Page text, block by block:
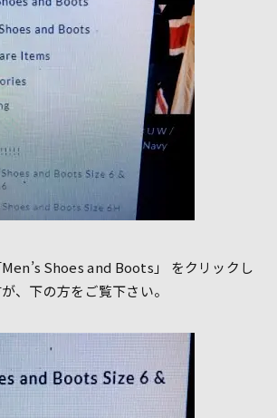
Shoes and Boots」 をクリックし
、下の方をご覧下さい。